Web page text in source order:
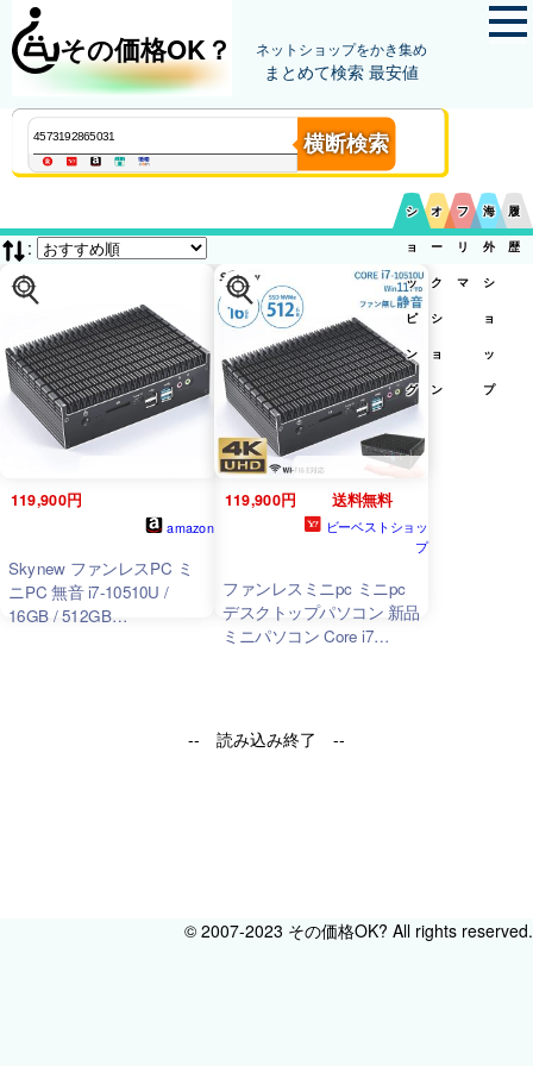
その価格OK？ ネットショップをかき集め
まとめて検索 最安値
横断検索
シ
ョ
ッ
ピ
ン
グ
オ
ー
ク
シ
ョ
ン
フ
リ
マ
海
外
シ
ョ
ッ
プ
履
歴
:
119,900円
amazon
Skynew ファンレスPC ミ
ニPC 無音 i7-10510U /
16GB / 512GB
119,900円 送料無料
ビーベストショッ
プ
ファンレスミニpc ミニpc
デスクトップパソコン 新品
ミニパソコン Core i7
Skynew K9
-- 読み込み終了 --
© 2007-2023 その価格OK? All rights reserved.